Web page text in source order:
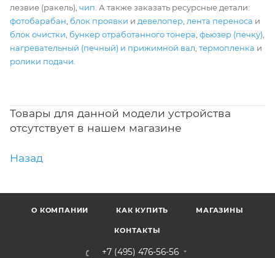
лезвие (ракель), чип . А также заказать ресурсные детали:
фотобарабан блок проявки и девелопер лента переноса и
блок очистки бункер отработанного тонера фьюзер (печку)
нагревательный (печный) и прижимной вал термопленка и
ролики подачи
Товары для данной модели устройства
отсутствует в нашем магазине
Назад
О КОМПАНИИ КАК КУПИТЬ МАГАЗИНЫ
КОНТАКТЫ
+7 (495) 476-56-56